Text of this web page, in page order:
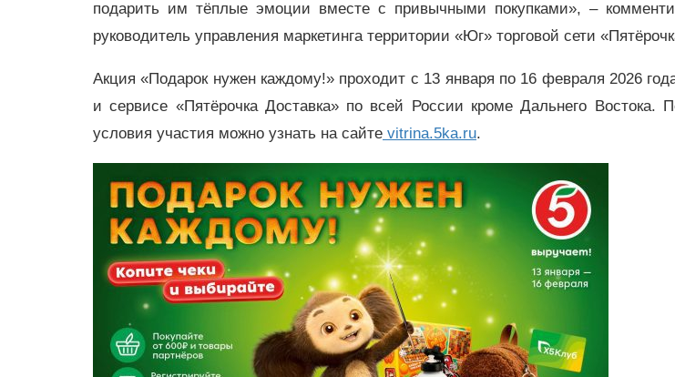
подарить им тёплые эмоции вместе с привычными покупками», –
руководитель управления маркетинга территории «Юг» торговой сети
Акция «Подарок нужен каждому!» проходит с 13 января по 16 февраля 2026
и сервисе «Пятёрочка Доставка» по всей России кроме Дальнего
условия участия можно узнать на сайте vitrina.5ka.ru.